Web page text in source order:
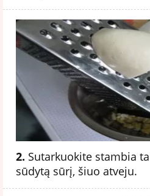
2. Sutarkuokite stambia
sūdytą sūrį, šiuo atveju.